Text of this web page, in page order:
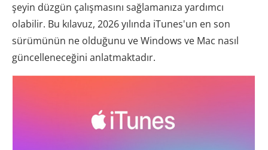
şeyin düzgün çalışmasını sağlamanıza yardımcı
olabilir. Bu kılavuz, 2026 yılında iTunes'un en son
sürümünün ne olduğunu ve Windows ve Mac nasıl
güncelleneceğini anlatmaktadır.